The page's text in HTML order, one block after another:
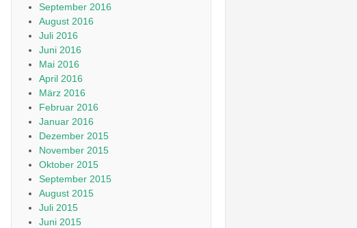
September 2016
August 2016
Juli 2016
Juni 2016
Mai 2016
April 2016
März 2016
Februar 2016
Januar 2016
Dezember 2015
November 2015
Oktober 2015
September 2015
August 2015
Juli 2015
Juni 2015